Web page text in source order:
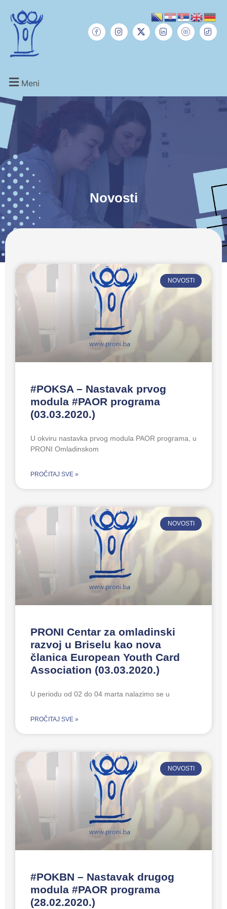
Meni
Novosti
NOVOSTI
#POKSA – Nastavak prvog
modula #PAOR programa
(03.03.2020.)
U okviru nastavka prvog modula PAOR programa, u
PRONI Omladinskom
PROČITAJ SVE »
NOVOSTI
PRONI Centar za omladinski
razvoj u Briselu kao nova
članica European Youth Card
Association (03.03.2020.)
U periodu od 02 do 04 marta nalazimo se u
PROČITAJ SVE »
NOVOSTI
#POKBN – Nastavak drugog
modula #PAOR programa
(28.02.2020.)